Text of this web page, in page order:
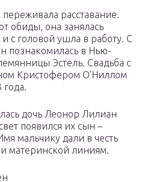
расставание.
обиды, она занялась
с головой ушла в работу. С
познакомилась в Нью-
Эстель. Свадьба с
Кристофером О’Ниллом
года.
дочь Леонор Лилиан
появился их сын –
мальчику дали в честь
материнской линиям.